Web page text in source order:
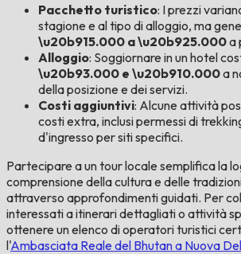
Pacchetto turistico: I prezzi
stagione e al tipo di alloggio, ma
\u20b915.000 a \u20b925.000a
Alloggio: Soggiornare in un hotel
\u20b93.000 e \u20b910.000a
della posizione e dei servizi.
Costi aggiuntivi: Alcune attività
costi extra, inclusi permessi di
d'ingresso per siti specifici.
Partecipare a un tour locale semplifica la
comprensione della cultura e delle
attraverso approfondimenti guidati. Per
interessati a itinerari dettagliati o attività
ottenere un elenco di operatori turistici
l'Ambasciata Reale del Bhutan a Nuova